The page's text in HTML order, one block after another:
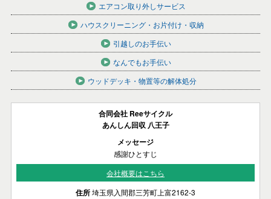
エアコン取り外しサービス
ハウスクリーニング・お片付け・収納
引越しのお手伝い
なんでもお手伝い
ウッドデッキ・物置等の解体処分
合同会社 Reeサイクル
あんしん回収 八王子
メッセージ
感謝ひとすじ
会社概要はこちら
住所埼玉県入間郡三芳町上富2162-3